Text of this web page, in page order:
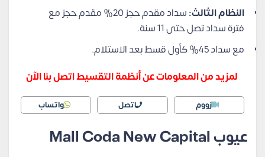
النظام الثالث:
سداد مقدم حجز 20% مقدم حجز مع
فترة سداد تصل حتى 11 سنة.
مع سداد 45% كأول قسط بعد الاستلام.
لمزيد من المعلومات عن أنظمة التقسيط اتصل بنا الآن
زووم اتصل واتساب
عيوب Mall Coda New Capital